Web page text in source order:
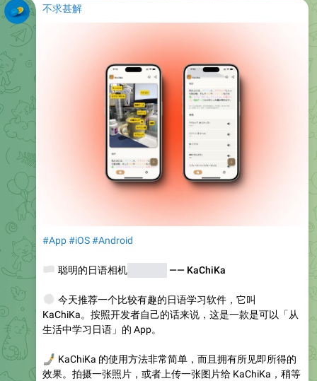
不求甚解
#App#iOS#Android
聪明的日语相机学习软件 —— KaChiKa
今天推荐一个比较有趣的日语学习软件，它叫
KaChiKa。按照开发者自己的话来说，这是一款是可以「从
生活中学习日语」的 App。
KaChiKa 的使用方法非常简单，而且拥有所见即所得的
效果。拍摄一张照片，或者上传一张图片给 KaChiKa，稍等